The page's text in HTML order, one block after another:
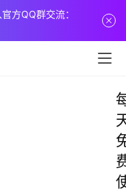
方QQ群交流：